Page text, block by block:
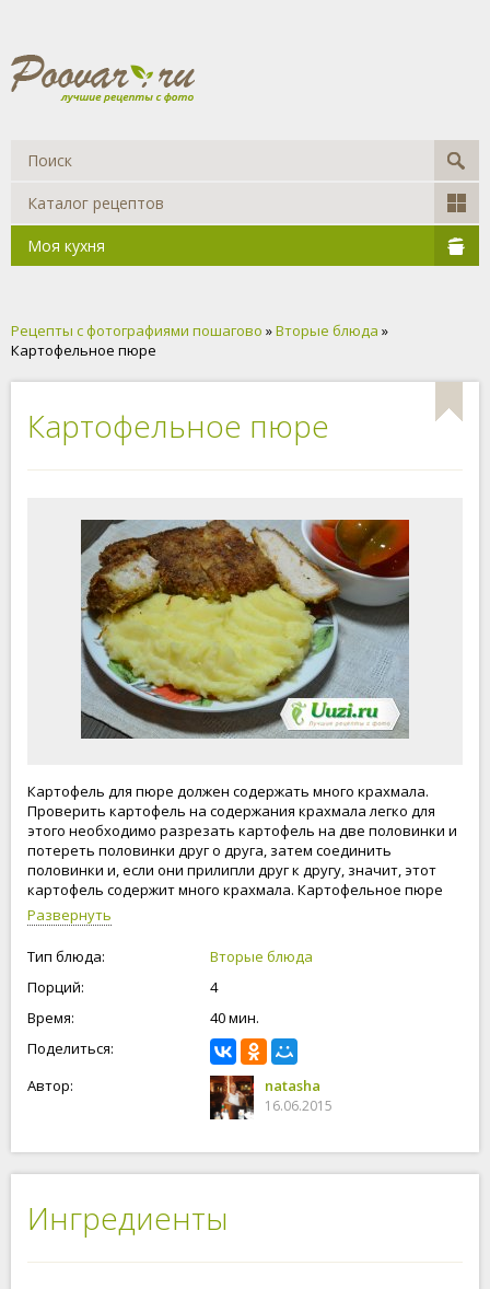
Каталог рецептов
Моя кухня
Рецепты с фотографиями пошагово »Вторые блюда »
Картофельное пюре
Картофельное пюре
Картофель для пюре должен содержать много крахмала.
Проверить картофель на содержания крахмала легко для
этого необходимо разрезать картофель на две половинки и
потереть половинки друг о друга, затем соединить
половинки и, если они прилипли друг к другу, значит, этот
картофель содержит много крахмала. Картофельное пюре
можно готовить постным, а можно готовить на сливках, на
молоке, сливочном масле. Подают картофельное пюре как
гарнир, к мясу, рыбе. овощами.
Развернуть
Тип блюда:
Вторые блюда
Порций:
4
Время:
40 мин.
Поделиться:
Автор:
natasha
16.06.2015
Ингредиенты